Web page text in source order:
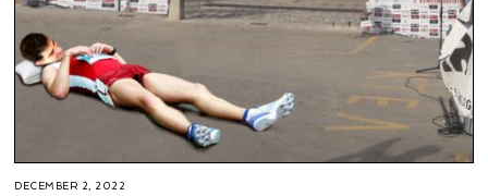
DECEMBER 2, 2022